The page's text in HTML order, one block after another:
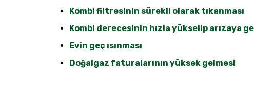
Kombi filtresinin sürekli olarak tıkanması
Kombi derecesinin hızla yükselip arızaya
Evin geç ısınması
Doğalgaz faturalarının yüksek gelmesi